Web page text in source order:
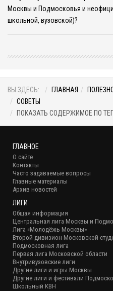
Москвы и Подмосковья и
школьной, вузовской)?
ВЫ ЗДЕСЬ: ГЛАВНАЯ
СОВЕТЫ
ПОКАЗАТЬ СОДЕРЖИМОЕ ПО
ГЛАВНОЕ
О сайте
Контакты
Часто задаваемые вопросы
Главные материалы
Архив новостей
ЛИГИ
Общая информация
Центральная лига Москвы и
Лига «Молодёжь Москвы»
Второй дивизион Московской
Подмосковная лига
Первая лига Московской области
Внутривузовские лиги
Другие лиги и игры Москвы
Другие лиги и фестивали
Школьный КВН